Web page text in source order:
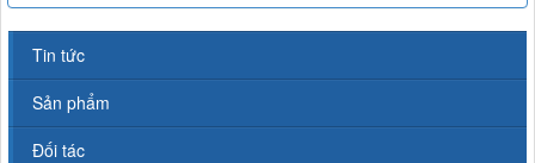
Tin tức
Sản phẩm
Đối tác